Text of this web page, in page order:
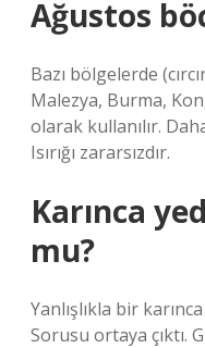
Ağustos
Bazı bölgelerde
Malezya, Burma,
olarak kullanılır.
Isırığı zararsızdır.
Karınca
mu?
Yanlışlıkla bir
Sorusu ortaya çıktı.